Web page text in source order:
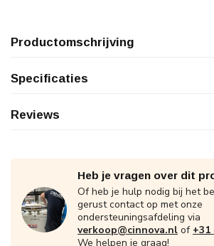
Productomschrijving
Specificaties
Reviews
Heb je vragen over dit
Of heb je hulp nodig bij het
gerust contact op met onze
ondersteuningsafdeling via
verkoop@cinnova.nl of +31
We helpen je graag!